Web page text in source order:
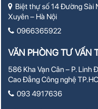
Biệt thự số 14 Đường Sài
Xuyên – Hà Nội
0966365922
VĂN PHÒNG TƯ VẤN
586 Kha Vạn Cân – P. Linh
Cao Đẳng Công nghệ
093 4917636